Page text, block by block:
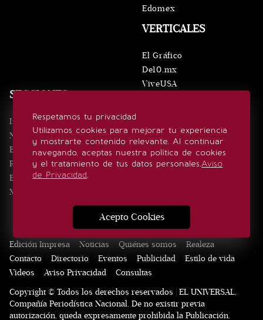
Respetamos tu privacidad
Utilizamos cookies para mejorar tu experiencia
y mostrarte contenido relevante. Al continuar
navegando, aceptas nuestra política de cookies
y el tratamiento de tus datos personales.Aviso
de Privacidad.
Acepto Cookies
SECCIONES
Inicio
Noticias
Eventos
Realeza
Estilo de vida
Minuto x Minuto
VERTICALES
El Gráfico
De10.mx
ViveUSA
Obituarios
Consultas
Edomex
SÍGUENOS
Edición Impresa Noticias Quiénes somos
Realeza
Contacto
Directorio Eventos Publicidad
Estilo de vida
Videos
Aviso Privacidad
Consultas
Copyright © Todos los derechos reservados | EL UNIVERSAL,
Compañía Periodística Nacional. De no existir previa
autorización, queda expresamente prohibida la Publicación,